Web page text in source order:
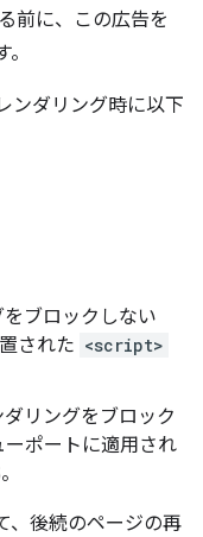
前に、この広告を
ンダリング時に以下
ブロックしない
された <script>
リングをブロック
ーポートに適用され
、後続のページの再